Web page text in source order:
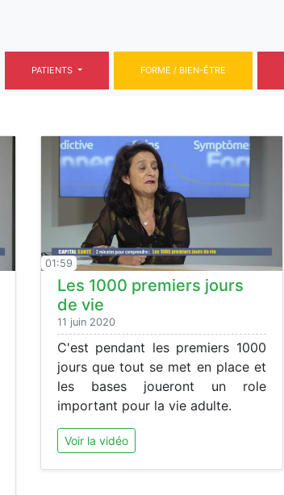
PATIENTS FORME / BIEN-ÊTRE
01:59
Les 1000 premiers jours
de vie
11 juin 2020
C'est pendant les premiers 1000
jours que tout se met en place et
les bases joueront un role
important pour la vie adulte.
Voir la vidéo